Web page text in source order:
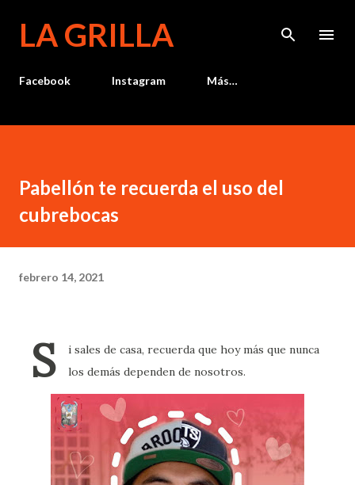
LA GRILLA
Facebook Instagram Más…
Pabellón te recuerda el uso del
cubrebocas
febrero 14, 2021
S
i sales de casa, recuerda que hoy más que nunca
los demás dependen de nosotros.